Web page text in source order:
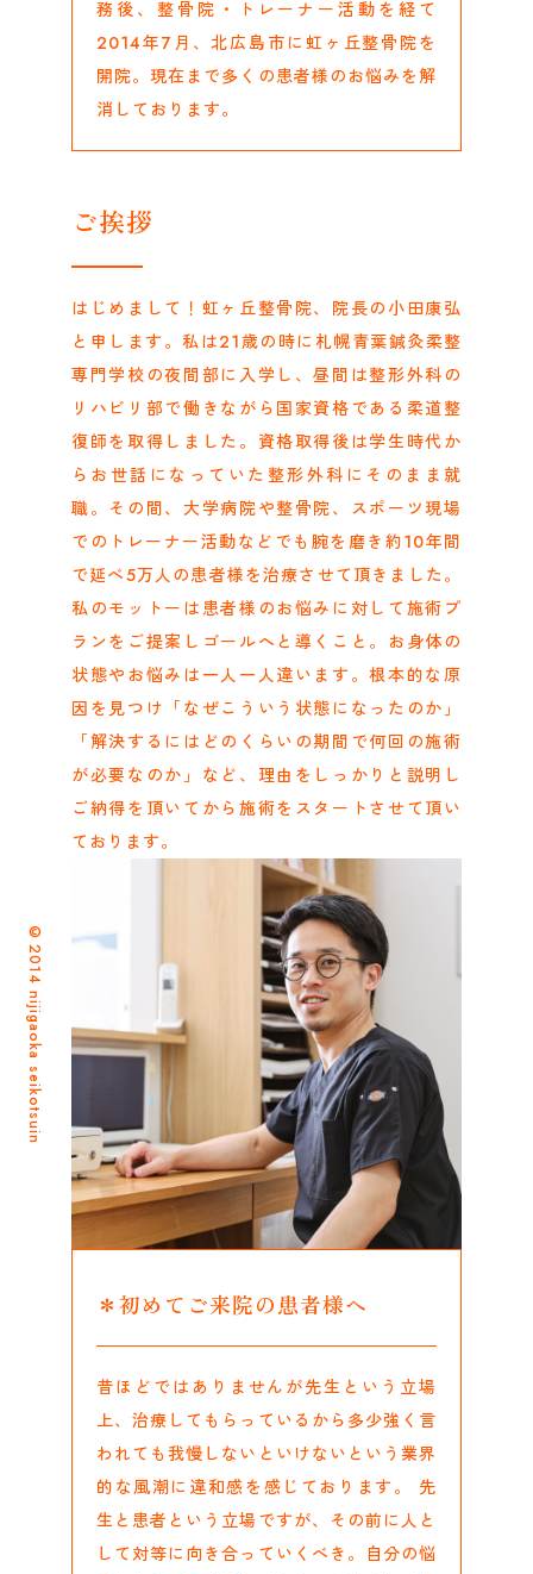
©2014 nijigaoka seikotsuin
務後、整骨院・トレーナー活動を経て
2014年7月、北広島市に虹ヶ丘整骨院を
開院。現在まで多くの患者様のお悩みを解
消しております。
ご挨拶
はじめまして！虹ヶ丘整骨院、院長の小田康弘
と申します。私は21歳の時に札幌青葉鍼灸柔整
専門学校の夜間部に入学し、昼間は整形外科の
リハビリ部で働きながら国家資格である柔道整
復師を取得しました。資格取得後は学生時代か
らお世話になっていた整形外科にそのまま就
職。その間、大学病院や整骨院、スポーツ現場
でのトレーナー活動などでも腕を磨き約10年間
で延べ5万人の患者様を治療させて頂きました。
私のモットーは患者様のお悩みに対して施術プ
ランをご提案しゴールへと導くこと。お身体の
状態やお悩みは一人一人違います。根本的な原
因を見つけ「なぜこういう状態になったのか」
「解決するにはどのくらいの期間で何回の施術
が必要なのか」など、理由をしっかりと説明し
ご納得を頂いてから施術をスタートさせて頂い
ております。
＊初めてご来院の患者様へ
昔ほどではありませんが先生という立場
上、治療してもらっているから多少強く言
われても我慢しないといけないという業界
的な風潮に違和感を感じております。 先
生と患者という立場ですが、その前に人と
して対等に向き合っていくべき。自分の悩